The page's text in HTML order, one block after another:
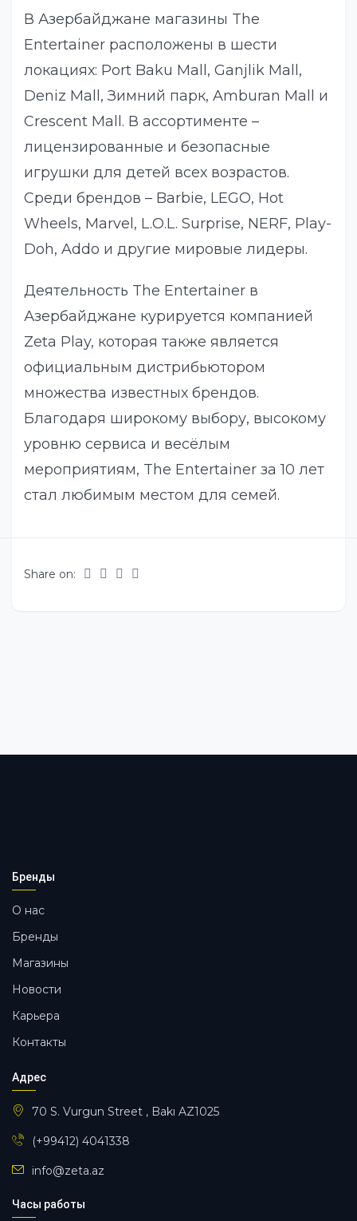
В Азербайджане магазины The
Entertainer расположены в шести
локациях: Port Baku Mall, Ganjlik Mall,
Deniz Mall, Зимний парк, Amburan Mall и
Crescent Mall. В ассортименте –
лицензированные и безопасные
игрушки для детей всех возрастов.
Среди брендов – Barbie, LEGO, Hot
Wheels, Marvel, L.O.L. Surprise, NERF, Play-
Doh, Addo и другие мировые лидеры.
Деятельность The Entertainer в
Азербайджане курируется компанией
Zeta Play, которая также является
официальным дистрибьютором
множества известных брендов.
Благодаря широкому выбору, высокому
уровню сервиса и весёлым
мероприятиям, The Entertainer за 10 лет
стал любимым местом для семей.
Share on:
Бренды
О нас
Бренды
Магазины
Новости
Карьера
Контакты
Адрес
70 S. Vurgun Street , Bakı AZ1025
(+99412) 4041338
info@zeta.az
Часы работы